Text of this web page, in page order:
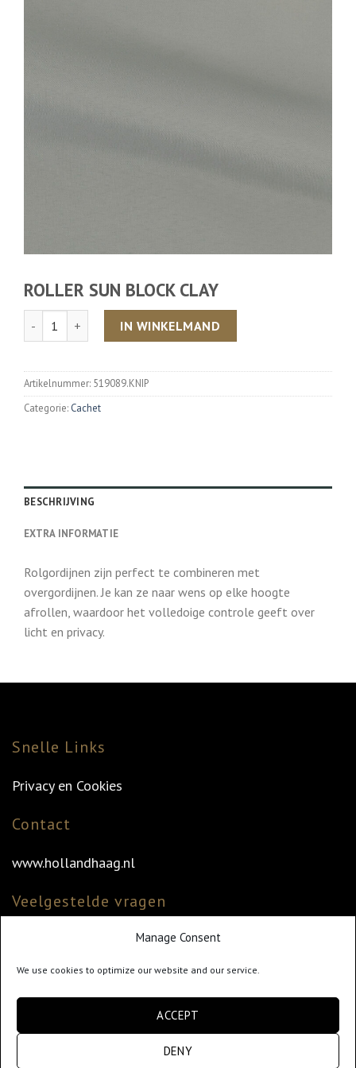
Manage Consent
We use cookies to optimize our website and our service.
ACCEPT
DENY
ROLLER SUN BLOCK CLAY
Aantal IN WINKELMAND
Artikelnummer: 519089.KNIP
Categorie: Cachet
BESCHRIJVING
EXTRA INFORMATIE
Rolgordijnen zijn perfect te combineren met
overgordijnen. Je kan ze naar wens op elke hoogte
afrollen, waardoor het volledoige controle geeft over
licht en privacy.
Snelle Links
Privacy en Cookies
Contact
www.hollandhaag.nl
Veelgestelde vragen
Veelgestelde vragen
Klantenservice
info@hollandhaag.nl